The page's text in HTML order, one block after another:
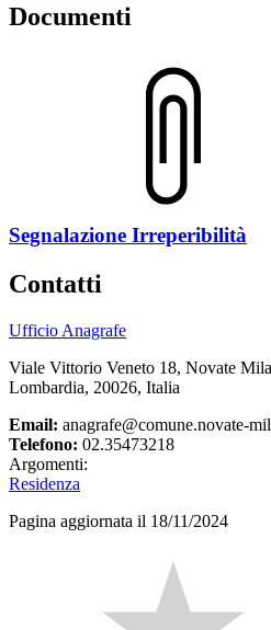
Documenti
Segnalazione Irreperibilità
Contatti
Ufficio Anagrafe
Viale Vittorio Veneto 18, Novate
Lombardia, 20026, Italia
Email: anagrafe@comune.novate-
Telefono: 02.35473218
Argomenti:
Residenza
Pagina aggiornata il 18/11/2024